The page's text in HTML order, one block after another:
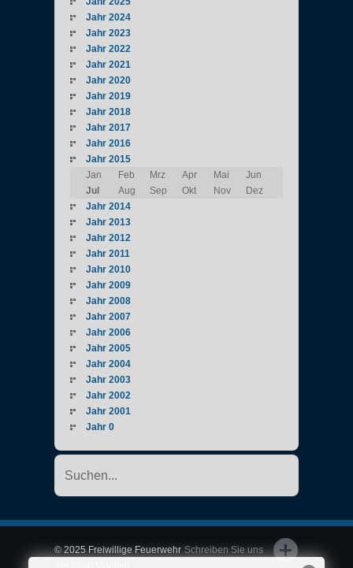
Jahr 2024
Jahr 2023
Jahr 2022
Jahr 2021
Jahr 2020
Jahr 2019
Jahr 2018
Jahr 2017
Jahr 2016
Jahr 2015
Jan
Feb Mrz Apr Mai
Jun
Jul
Aug Sep Okt Nov
Dez
Jahr 2014
Jahr 2013
Jahr 2012
Jahr 2011
Jahr 2010
Jahr 2009
Jahr 2008
Jahr 2007
Jahr 2006
Jahr 2005
Jahr 2004
Jahr 2003
Jahr 2002
Jahr 2001
Jahr 0
Schreiben Sie uns
© 2025 Freiwillige Feuerwehr